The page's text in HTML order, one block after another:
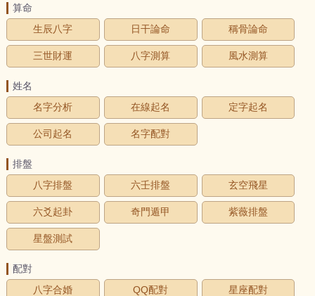
算命
生辰八字
日干論命 稱骨論命
三世財運 八字測算 風水測算
姓名
名字分析
在線起名 定字起名
公司起名 名字配對
排盤
八字排盤
六壬排盤 玄空飛星
六爻起卦 奇門遁甲 紫薇排盤
星盤測試
配對
八字合婚
QQ配對 星座配對